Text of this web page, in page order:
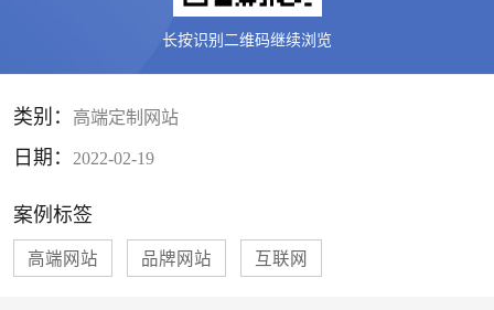
长按识别二维码继续浏览
类别： 高端定制网站
日期： 2022-02-19
案例标签
高端网站 品牌网站 互联网